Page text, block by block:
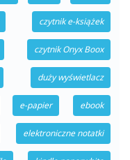
czytnik e-książek
czytnik Onyx Boox
duży wyświetlacz
e-papier ebook
elektroniczne notatki